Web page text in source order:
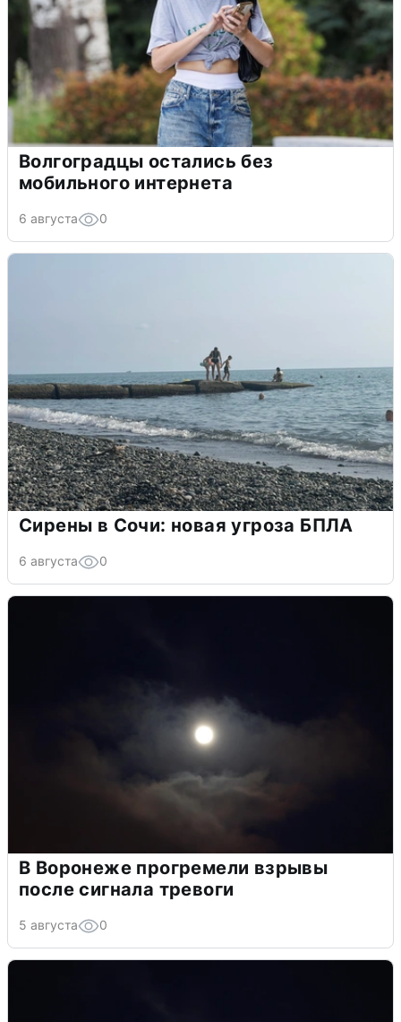
Волгоградцы остались без
мобильного интернета
6 августа 0
Сирены в Сочи: новая угроза БПЛА
6 августа 0
В Воронеже прогремели взрывы
после сигнала тревоги
5 августа 0